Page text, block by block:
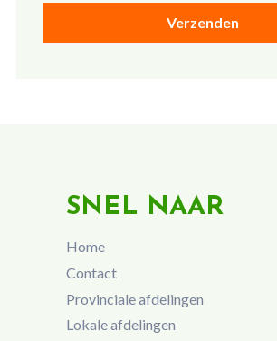
SNEL NAAR
Home
Contact
Provinciale afdelingen
Lokale afdelingen